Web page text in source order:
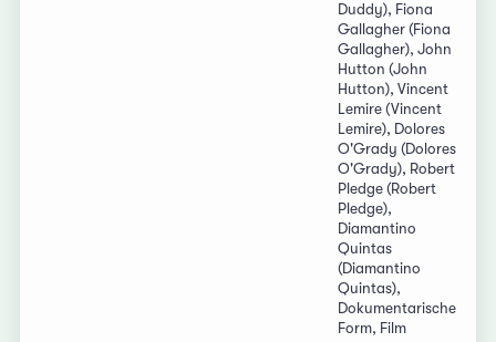
Duddy), Fiona
Gallagher (Fiona
Gallagher), John
Hutton (John
Hutton), Vincent
Lemire (Vincent
Lemire), Dolores
O'Grady (Dolores
O'Grady), Robert
Pledge (Robert
Pledge),
Diamantino
Quintas
(Diamantino
Quintas),
Dokumentarische
Form, Film